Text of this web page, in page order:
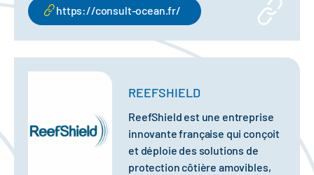
https://consult-ocean.fr/
REEFSHIELD
ReefShield est une entreprise
innovante française qui conçoit
et déploie des solutions de
protection côtière amovibles,